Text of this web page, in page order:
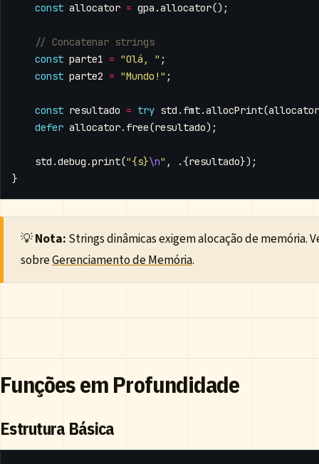
const allocator = gpa .allocator();
const parte1 = "Olá, " ;
const parte2 = "Mundo!" ;
const resultado = try std . fmt.allocPrint(allocator
defer allocator. free(resultado);
std .debug .print("{s}\n" , .{resultado});
}
💡Nota: Strings dinâmicas exigem alocação de memória.
sobreGerenciamento de Memória.
Funções em Profundidade
Estrutura Básica